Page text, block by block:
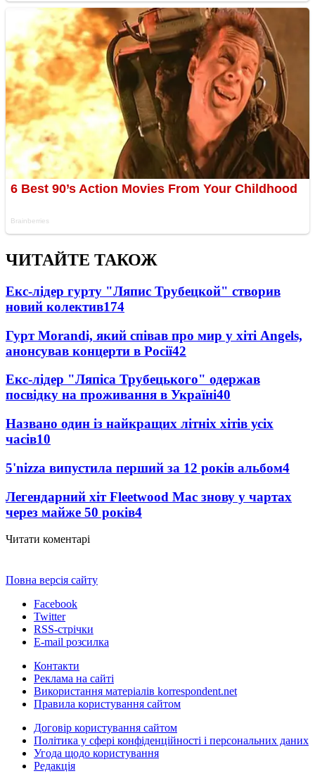
ЧИТАЙТЕ ТАКОЖ
Екс-лідер гурту "Ляпис Трубецкой" створив
новий колектив174
Гурт Morandi, який співав про мир у хіті Angels,
анонсував концерти в Росії42
Екс-лідер "Ляпіса Трубецького" одержав
посвідку на проживання в Україні40
Названо один із найкращих літніх хітів усіх
часів10
5'nizza випустила перший за 12 років альбом4
Легендарний хіт Fleetwood Mac знову у чартах
через майже 50 років4
Читати коментарі
Повна версія сайту
Facebook
Twitter
RSS-стрічки
E-mail розсилка
Контакти
Реклама на сайті
Використання матеріалів korrespondent.net
Правила користування сайтом
Договір користування сайтом
Політика у сфері конфіденційності і персональних даних
Угода щодо користування
Редакція